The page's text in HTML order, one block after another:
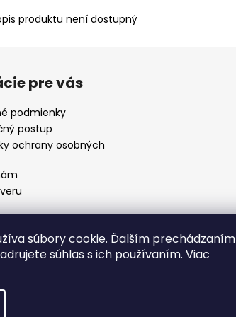
súbory cookie. Ďalším prechádzaním
súhlas s ich používaním. Viac
produktu není dostupný
pre vás
podmienky
postup
ochrany osobných
Odkaz